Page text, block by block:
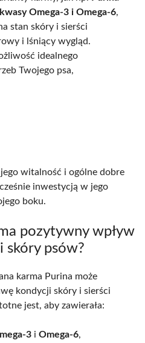
kwasy Omega-3 i Omega-6,
stan skóry i sierści
i lśniący wygląd.
idealnego
Twojego psa,
witalność i ogólne dobre
inwestycją w jego
boku.
pozytywny wpływ
skóry psów?
karma Purina może
kondycji skóry i sierści
jest, aby zawierała:
3 i Omega-6,